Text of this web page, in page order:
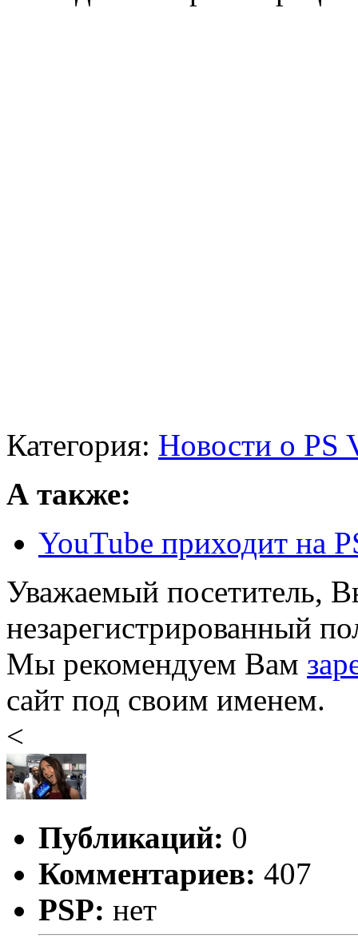
Категория: Новости о PS
А также:
YouTube приходит на
Уважаемый посетитель,
незарегистрированный
Мы рекомендуем Вам
сайт под своим именем.
<
Публикаций: 0
Комментариев: 407
PSP: нет